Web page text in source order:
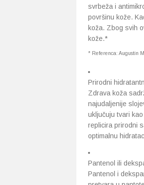
svrbeža i
površinu kože.
koža. Zbog svih
kože.*
* Referenca: Augustin
Prirodni
Zdrava koža
najudaljenije
uključuju tvari
replicira prirodni
optimalnu
Pantenol ili
Pantenol i